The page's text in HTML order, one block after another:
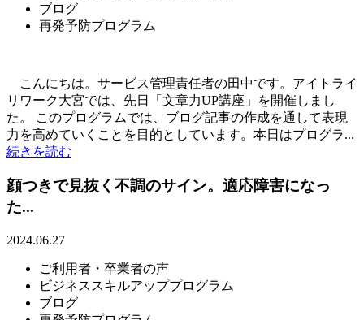
ブログ
再発予防プログラム
こんにちは。サービス管理責任者の田中です。アイトライ
リワーク大宮では、先日「文章力UP講座」を開催しまし
た。 このプログラムでは、ブログ記事の作成を通して表現
力を高めていくことを目的としています。本日はプログラ...
続きを読む
顔つきで見抜く不調のサイン。適応障害になっ
た...
2024.06.27
ご利用者・卒業者の声
ビジネススキルアッププログラム
ブログ